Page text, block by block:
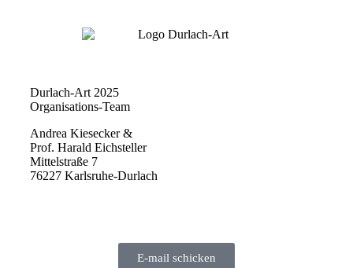
Durlach-Art 2025
Organisations-Team
Andrea Kiesecker &
Prof. Harald Eichsteller
Mittelstraße 7
76227 Karlsruhe-Durlach
E-mail schicken